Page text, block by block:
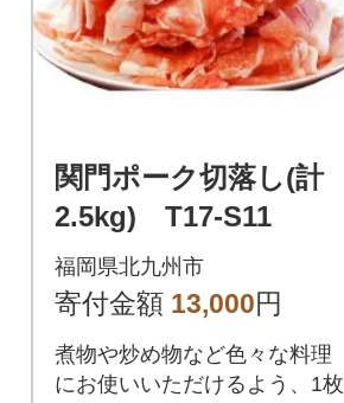
関門ポーク切落し(計
2.5kg) T17-S11
福岡県北九州市
寄付金額 13,000円
煮物や炒め物など色々な料理
にお使いいただけるよう、1枚